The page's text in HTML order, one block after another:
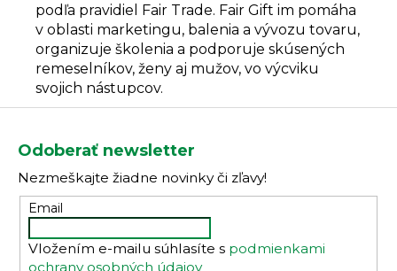
podľa pravidiel Fair Trade. Fair Gift im pomáha
v oblasti marketingu, balenia a vývozu tovaru,
organizuje školenia a podporuje skúsených
remeselníkov, ženy aj mužov, vo výcviku
svojich nástupcov.
Odoberať newsletter
Nezmeškajte žiadne novinky či zľavy!
Email
Vložením e-mailu súhlasíte s podmienkami
ochrany osobných údajov